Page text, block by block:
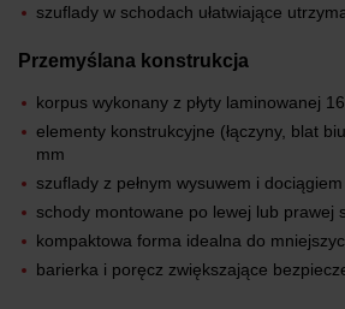
szuflady w schodach ułatwiające
Przemyślana konstrukcja
korpus wykonany z płyty laminowanej
elementy konstrukcyjne (łączyny, blat
mm
szuflady z pełnym wysuwem i dociągiem
schody montowane po lewej lub prawej
kompaktowa forma idealna do
barierka i poręcz zwiększające